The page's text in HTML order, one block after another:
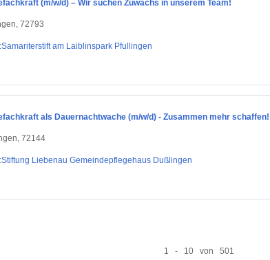
(m/w/d) – Wir suchen Zuwachs in unserem Team!
72793
Samariterstift am Laiblinspark Pfullingen
als Dauernachtwache (m/w/d) - Zusammen mehr schaffen!
72144
Stiftung Liebenau Gemeindepflegehaus Dußlingen
1 - 10 von 501